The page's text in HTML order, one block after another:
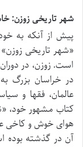
شهر تاریخی زوزن:
پیش از آنکه به
«شهر تاریخی
است. زوزن، در
در خراسان بزرگ
عالمان، فقها و
کتاب مشهور خود،
هوای خوش و کاخی
آن در گذشته بوده